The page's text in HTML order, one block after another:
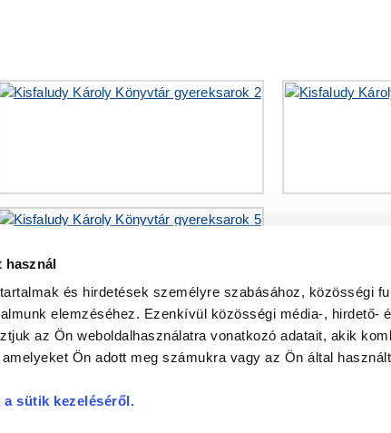
használ
és hirdetések személyre szabásához, közösségi
elemzéséhez. Ezenkívül közösségi média-, hirdető-
az Ön weboldalhasználatra vonatkozó adatait, akik
Ön adott meg számukra vagy az Ön által
sütik kezeléséről.
aDR. KOVÁCS PÁL KÖNYVTÁR ÉS KÖZÖSSÉGI TÉR